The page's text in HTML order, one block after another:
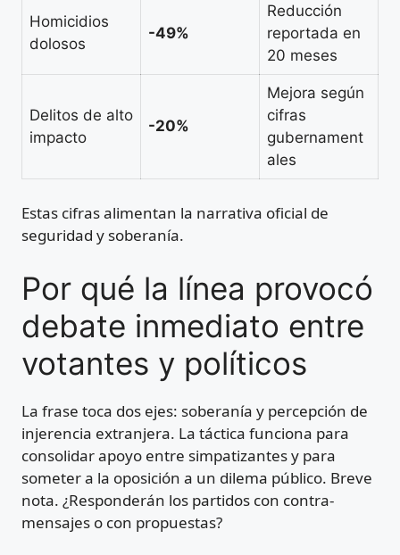
Homicidios
dolosos
-49%
Reducción
reportada en
20 meses
Delitos de alto
impacto
-20%
Mejora según
cifras
gubernament
ales
Estas cifras alimentan la narrativa oficial de
seguridad y soberanía.
Por qué la línea provocó
debate inmediato entre
votantes y políticos
La frase toca dos ejes: soberanía y percepción de
injerencia extranjera. La táctica funciona para
consolidar apoyo entre simpatizantes y para
someter a la oposición a un dilema público. Breve
nota. ¿Responderán los partidos con contra-
mensajes o con propuestas?